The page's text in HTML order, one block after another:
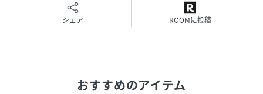
【36】 23-23.5cm
【37】 23.5-24cm
での摩擦により革が色落ちし、薄い色の衣服などに色移りす
シェア ROOMに投稿
おすすめのアイテム